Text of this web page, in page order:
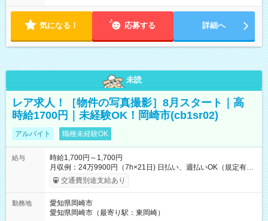
気になる！ 応募する 詳細へ
未読
レア求人！［物件の写真撮影］8月スタート｜高
時給1700円｜未経験OK！岡崎市(cb1sr02)
アルバイト 職種未経験OK
給与
時給1,700円～1,700円
月収例：24万9900円（7h×21日) 日払い、週払いOK（規定有
り） 【試用期間】試用期間なし
交通費別途支給あり
勤務地
愛知県岡崎市
愛知県岡崎市（最寄り駅：東岡崎）